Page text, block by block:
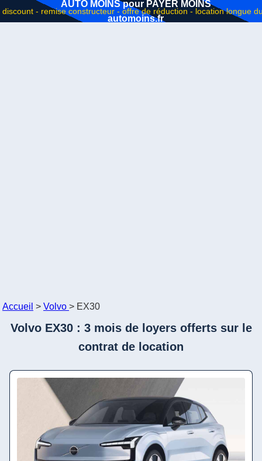
AUTO MOINS pour PAYER MOINS
automoins.fr
Accueil > Volvo > EX30
Volvo EX30 : 3 mois de loyers offerts sur le
contrat de location